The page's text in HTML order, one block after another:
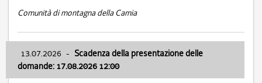
Comunità di montagna della Carnia
13.07.2026 - Scadenza della presentazione delle
domande: 17.08.2026 12:00